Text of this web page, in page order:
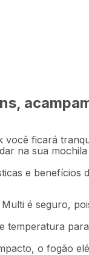
ficará
na sua
e benefícios
é seguro,
temperatura
o fogão